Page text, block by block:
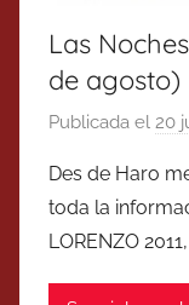
Las
de agosto)
Publicada el 20
Des de Haro
toda la
LORENZO 2011,